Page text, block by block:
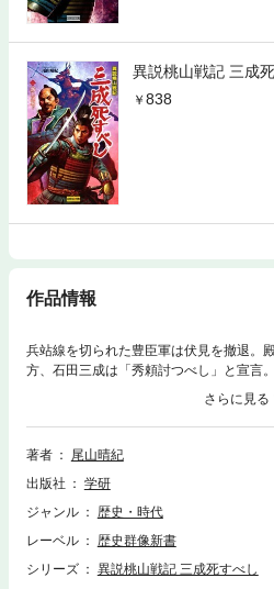
異説桃山戦記 三成
838
作品情報
兵站線を切られた豊臣軍は伏見を撤退。
方、石田三成は「秀頼討つべし」と宣言
兵糧も猛将も失った豊臣軍に勝利の道
の直接対決がいまはじまる！！
著者
尾山晴紀
出版社
学研
ジャンル
歴史・時代
レーベル
歴史群像新書
シリーズ
異説桃山戦記 三成死すべし